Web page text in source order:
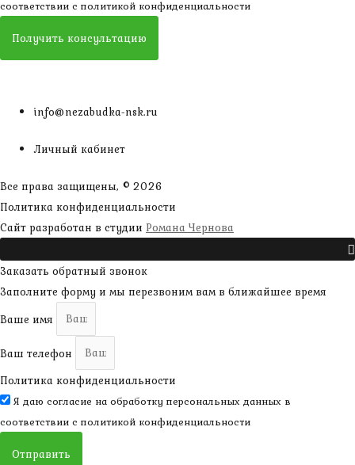
соответствии с политикой конфиденциальности
Получить консультацию
info@nezabudka-nsk.ru
Личный кабинет
Все права защищены, © 2026
Политика конфиденциальности
Сайт разработан в студии Романа Чернова
Заказать обратный звонок
Заполните форму и мы перезвоним вам в ближайшее время
Ваше имя
Ваш телефон
Политика конфиденциальности
Я даю согласие на обработку персональных данных в
соответствии с политикой конфиденциальности
Отправить